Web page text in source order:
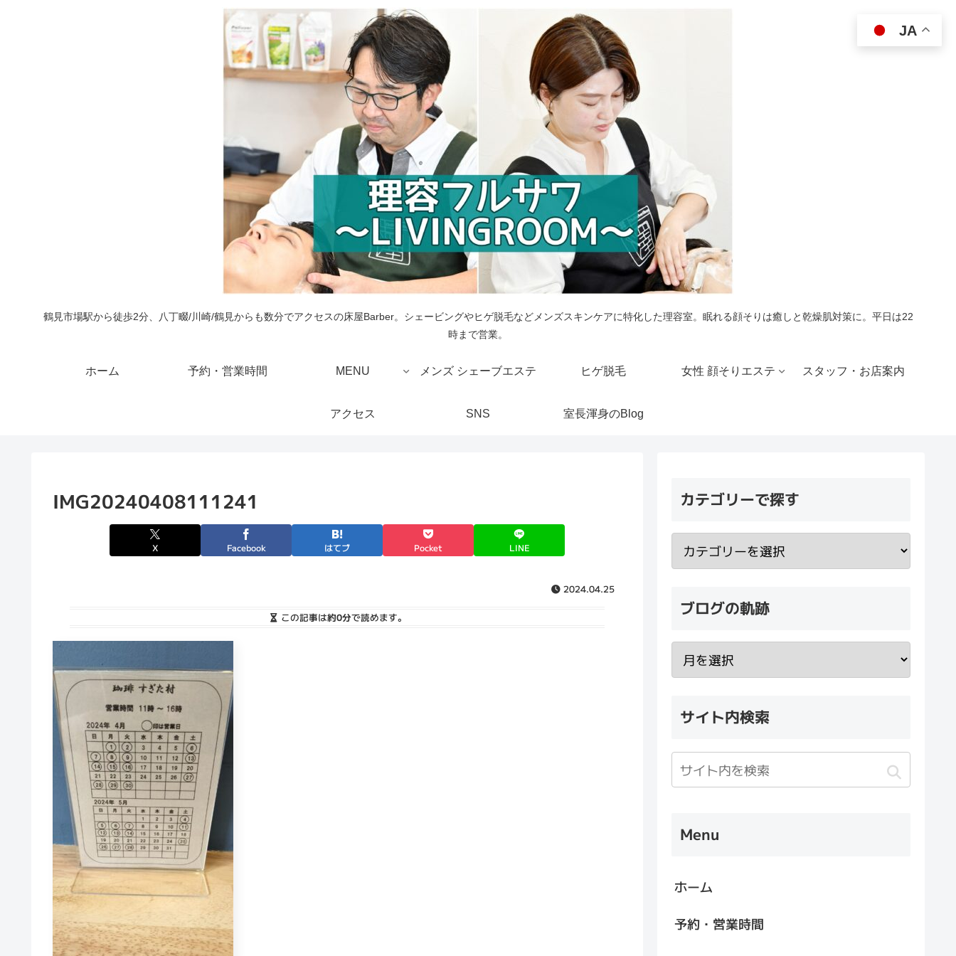
鶴見市場駅から徒歩2分、八丁畷/川崎/鶴見からも数分でアクセスの床屋Barber。シェービングやヒゲ脱毛などメンズスキンケアに特化した理容室。眠れる顔そりは癒しと乾燥肌対策に。平日は22
時まで営業。
ホーム 予約・営業時間 MENU メンズ シェーブエステ ヒゲ脱毛 女性 顔そりエステ スタッフ・お店案内
アクセス SNS 室長渾身のBlog
IMG20240408111241
X Facebook はてブ Pocket LINE
2024.04.25
この記事は約0分で読めます。
カテゴリーで探す
ブログの軌跡
サイト内検索
Menu
ホーム
予約・営業時間
JA